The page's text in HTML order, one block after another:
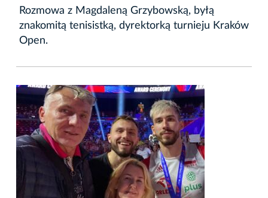
Rozmowa z Magdaleną Grzybowską, byłą
znakomitą tenisistką, dyrektorką turnieju Kraków
Open.